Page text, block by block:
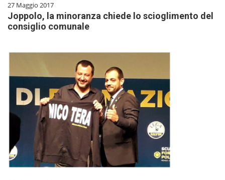
27 Maggio 2017
Joppolo, la minoranza chiede lo scioglimento del
consiglio comunale